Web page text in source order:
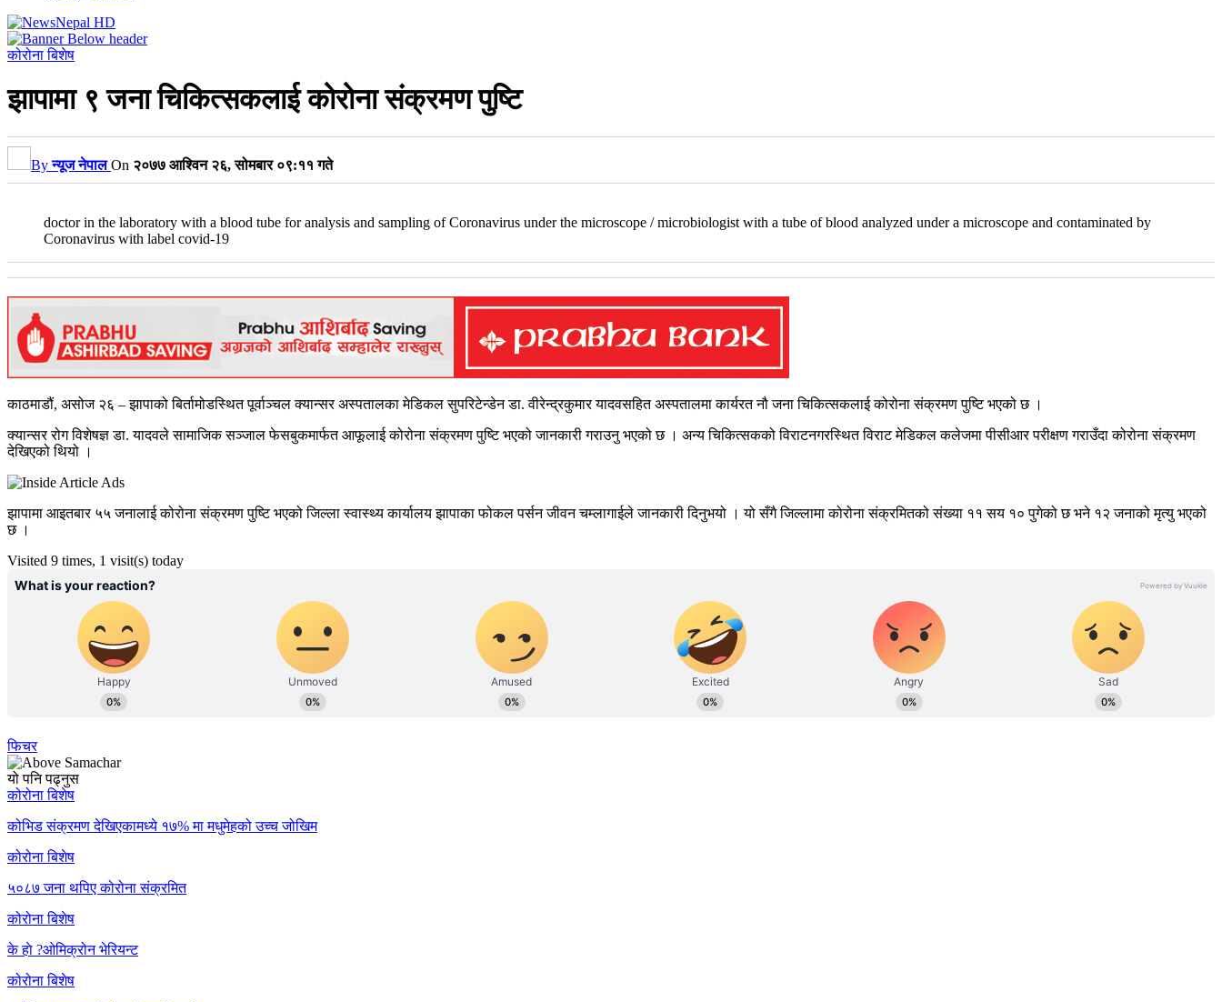
कोरोना बिशेष
झापामा ९ जना चिकित्सकलाई कोरोना संक्रमण पुष्टि
Byन्यूज नेपाल On २०७७ आश्विन २६, सोमबार ०९:११ गते
doctor in the laboratory with a blood tube for analysis and sampling of Coronavirus under the microscope / microbiologist with a tube of blood analyzed under a microscope and contaminated by
Coronavirus with label covid-19
काठमाडौं, असोज २६ – झापाको बिर्तामोडस्थित पूर्वाञ्चल क्यान्सर अस्पतालका मेडिकल सुपरिटेन्डेन डा. वीरेन्द्रकुमार यादवसहित अस्पतालमा कार्यरत नौ जना चिकित्सकलाई कोरोना संक्रमण पुष्टि भएको छ ।
क्यान्सर रोग विशेषज्ञ डा. यादवले सामाजिक सञ्जाल फेसबुकमार्फत आफूलाई कोरोना संक्रमण पुष्टि भएको जानकारी गराउनु भएको छ । अन्य चिकित्सकको विराटनगरस्थित विराट मेडिकल कलेजमा पीसीआर परीक्षण गराउँदा कोरोना संक्रमण
देखिएको थियो ।
झापामा आइतबार ५५ जनालाई कोरोना संक्रमण पुष्टि भएको जिल्ला स्वास्थ्य कार्यालय झापाका फोकल पर्सन जीवन चम्लागाईले जानकारी दिनुभयो । यो सँगै जिल्लामा कोरोना संक्रमितको संख्या ११ सय १० पुगेको छ भने १२ जनाको मृत्यु भएको
छ ।
Visited 9 times, 1 visit(s) today
फिचर
यो पनि पढ्नुस
कोरोना बिशेष
कोभिड संक्रमण देखिएकामध्ये १७% मा मधुमेहको उच्च जोखिम
कोरोना बिशेष
५०८७ जना थपिए कोरोना संक्रमित
कोरोना बिशेष
के हाे ?ओमिक्रोन भेरियन्ट
कोरोना बिशेष